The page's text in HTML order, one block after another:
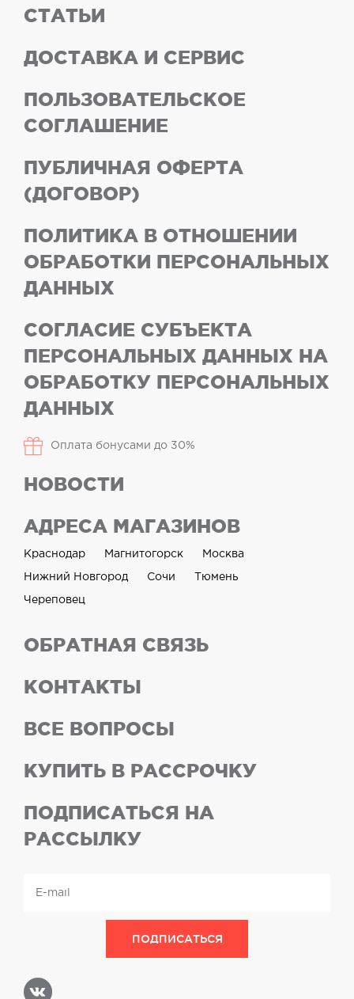
СТАТЬИ
ДОСТАВКА И СЕРВИС
ПОЛЬЗОВАТЕЛЬСКОЕ
СОГЛАШЕНИЕ
ПУБЛИЧНАЯ ОФЕРТА
(ДОГОВОР)
ПОЛИТИКА В ОТНОШЕНИИ
ОБРАБОТКИ ПЕРСОНАЛЬНЫХ
ДАННЫХ
СОГЛАСИЕ СУБЪЕКТА
ПЕРСОНАЛЬНЫХ ДАННЫХ НА
ОБРАБОТКУ ПЕРСОНАЛЬНЫХ
ДАННЫХ
Оплата бонусами до 30%
НОВОСТИ
АДРЕСА МАГАЗИНОВ
Краснодар Магнитогорск Москва
Нижний Новгород Сочи Тюмень
Череповец
ОБРАТНАЯ СВЯЗЬ
КОНТАКТЫ
ВСЕ ВОПРОСЫ
КУПИТЬ В РАССРОЧКУ
ПОДПИСАТЬСЯ НА
РАССЫЛКУ